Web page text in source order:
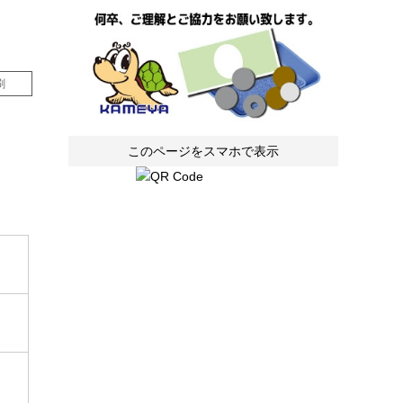
このページをスマホで表示